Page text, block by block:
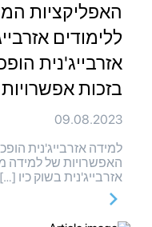
האפליקציות
ללימודים
אזרבייג'נית
בזכות
09.08.2023
למידה אזרבייג'נית
האפשרויות של למידה
אזרבייג'נית בשוק כיו […]